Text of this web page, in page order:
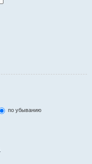
по убыванию